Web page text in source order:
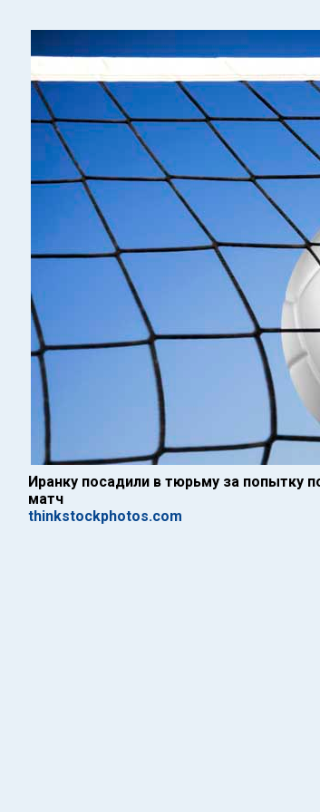
Иранку посадили в тюрьму за попытку
матч
thinkstockphotos.com